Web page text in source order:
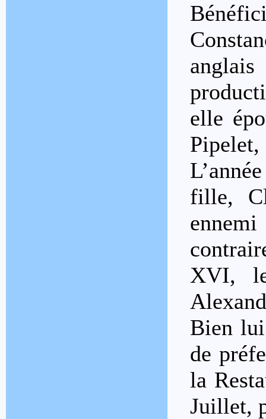
elle
fille,
XVI,
Bien
de
la
Juillet,